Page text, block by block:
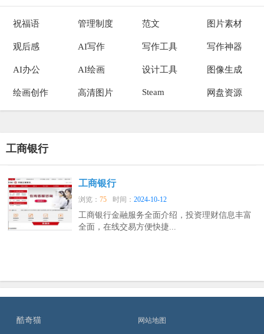
祝福语 管理制度 范文 图片素材
观后感 AI写作 写作工具 写作神器
AI办公 AI绘画 设计工具 图像生成
绘画创作 高清图片 Steam 网盘资源
工商银行
工商银行
浏览：75 时间：2024-10-12
工商银行金融服务全面介绍，投资理财信息丰富
全面，在线交易方便快捷...
酷奇猫 网站地图